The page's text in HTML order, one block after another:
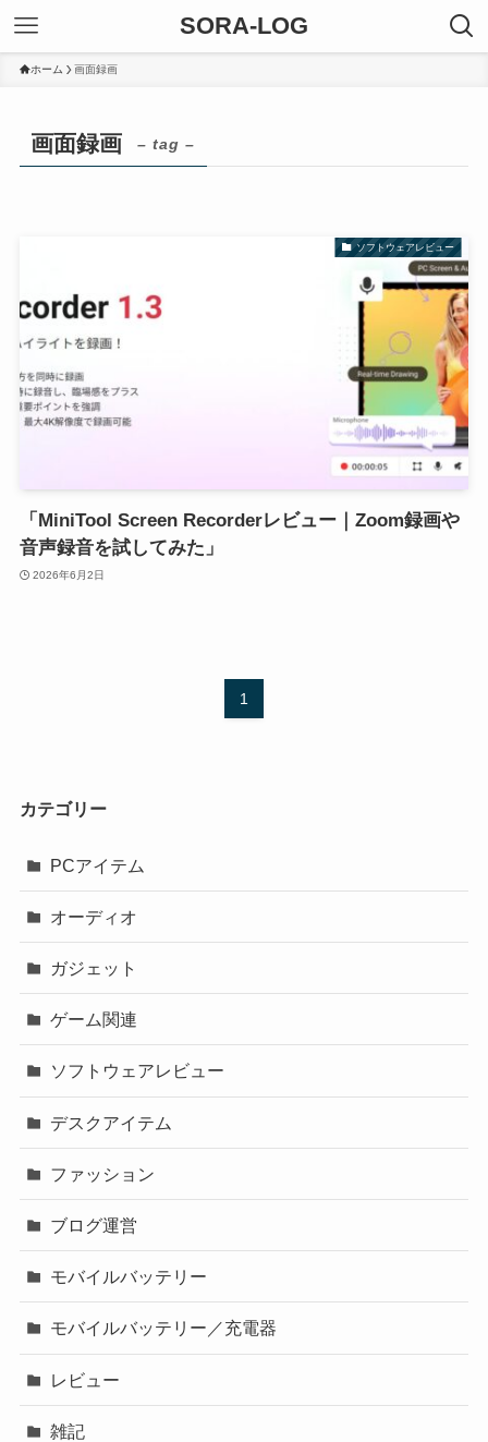
SORA-LOG
ホーム 画面録画
画面録画 – tag –
ソフトウェアレビュー
「MiniTool Screen Recorderレビュー｜Zoom録画や
音声録音を試してみた」
2026年6月2日
1
カテゴリー
PCアイテム
オーディオ
ガジェット
ゲーム関連
ソフトウェアレビュー
デスクアイテム
ファッション
ブログ運営
モバイルバッテリー
モバイルバッテリー／充電器
レビュー
雑記